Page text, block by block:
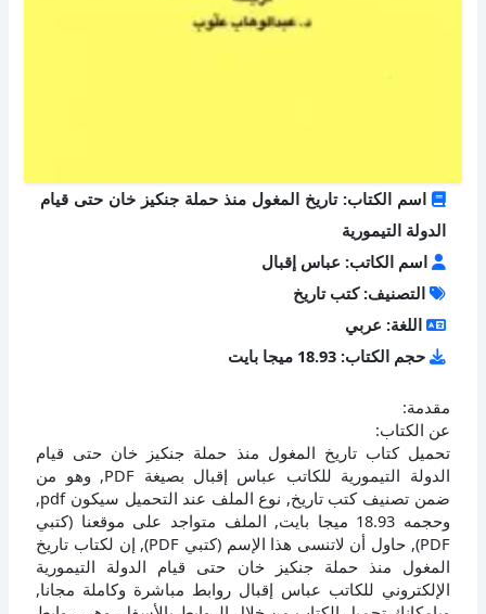
اسم الكتاب: تاريخ المغول منذ حملة جنكيز خان حتى قيام
الدولة التيمورية
اسم الكاتب: عباس إقبال
التصنيف: كتب تاريخ
اللغة: عربي
حجم الكتاب: 18.93 ميجا بايت
مقدمة:
عن الكتاب:
تحميل كتاب تاريخ المغول منذ حملة جنكيز خان حتى قيام
الدولة التيمورية للكاتب عباس إقبال بصيغة PDF, وهو من
ضمن تصنيف كتب تاريخ, نوع الملف عند التحميل سيكون pdf,
وحجمه 18.93 ميجا بايت, الملف متواجد على موقعنا (كتبي
PDF), حاول أن لاتنسى هذا الإسم (كتبي PDF), إن لكتاب تاريخ
المغول منذ حملة جنكيز خان حتى قيام الدولة التيمورية
الإلكتروني للكاتب عباس إقبال روابط مباشرة وكاملة مجانا,